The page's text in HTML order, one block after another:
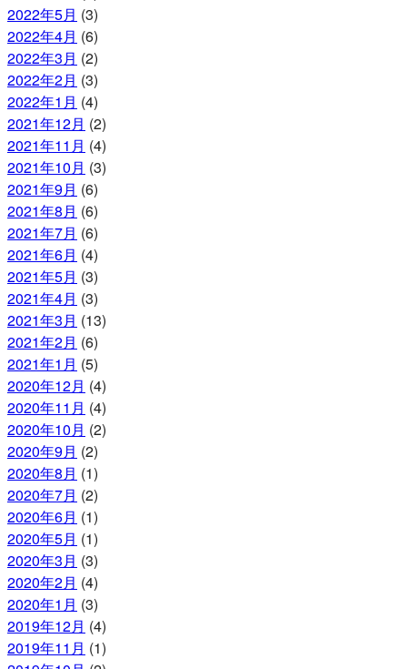
2022年5月 (3)
2022年4月 (6)
2022年3月 (2)
2022年2月 (3)
2022年1月 (4)
2021年12月 (2)
2021年11月 (4)
2021年10月 (3)
2021年9月 (6)
2021年8月 (6)
2021年7月 (6)
2021年6月 (4)
2021年5月 (3)
2021年4月 (3)
2021年3月 (13)
2021年2月 (6)
2021年1月 (5)
2020年12月 (4)
2020年11月 (4)
2020年10月 (2)
2020年9月 (2)
2020年8月 (1)
2020年7月 (2)
2020年6月 (1)
2020年5月 (1)
2020年3月 (3)
2020年2月 (4)
2020年1月 (3)
2019年12月 (4)
2019年11月 (1)